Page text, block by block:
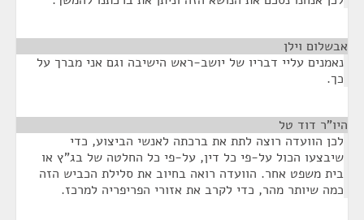
אבשלום וילן
נאמנים עליי דבריו של יושב-ראש הישיבה וגם אני מברך על
כך.
היו"ר דוד טל
לכן הוועדה רוצה לתת את ברכתה לאנשי הביצוע, כדי
שיבצעו הכול על-פי כל דין, על-פי כל החלטה של בג"ץ או
בית משפט אחר. הוועדה רואה בחיוב את סלילת הכביש הזה
כמה שיותר מהר, כדי לקרב את אזורי הפריפריה למרכז.